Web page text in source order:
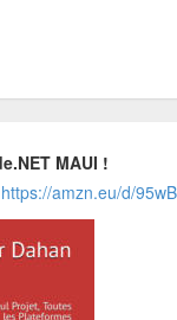
MAUI !
https://amzn.eu/d/